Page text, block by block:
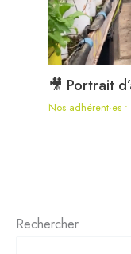
🎥 Portrait
Nos adhérent·es •
Rechercher